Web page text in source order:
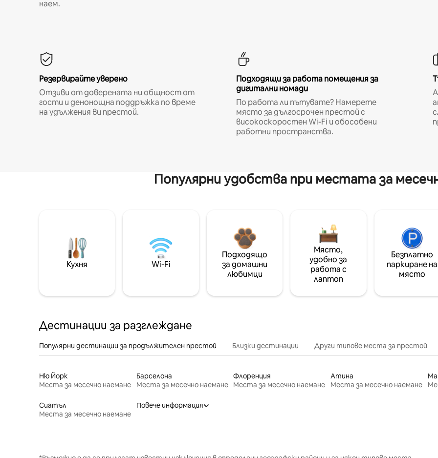
наем.
Резервирайте уверено
Отзиви от доверената ни общност от
гости и денонощна поддръжка по време
на удължения ви престой.
Подходящи за работа помещения за
дигитални номади
По работа ли пътувате? Намерете
място за дългосрочен престой с
високоскоростен Wi-Fi и обособени
работни пространства.
Популярни удобства при местата за
Кухня Wi-Fi
Подходящо
за домашни
любимци
Място,
удобно за
работа с
лаптоп
Безплатно
паркиране на
място
Дестинации за разглеждане
Популярни дестинации за продължителен престой Близки дестинации Други типове места за престой
Ню Йорк
Места за месечно наемане
Барселона
Места за месечно наемане
Флоренция
Места за месечно наемане
Атина
Места за месечно наемане
Сиатъл
Места за месечно наемане
Повече информация